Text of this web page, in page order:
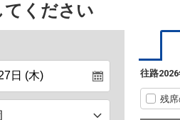
てください
往路2026
残